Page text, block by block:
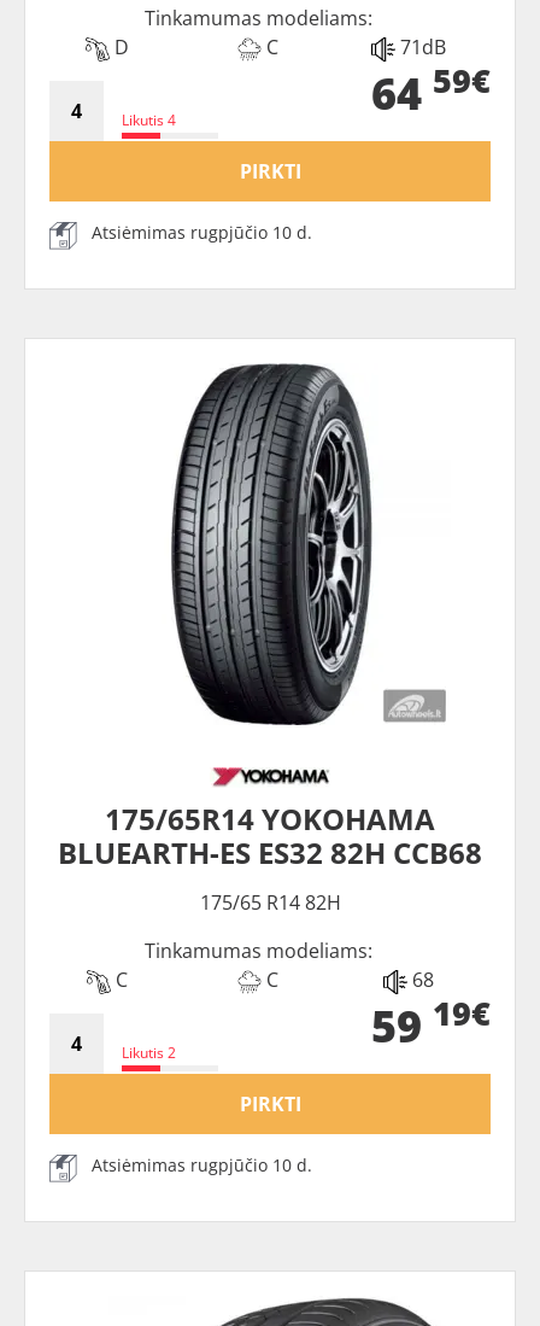
Tinkamumas modeliams:
D
C 71dB
Likutis 4 64 59€
PIRKTI
Atsiėmimas rugpjūčio 10 d.
175/65R14 YOKOHAMA
BLUEARTH-ES ES32 82H CCB68
175/65 R14 82H
Tinkamumas modeliams:
C
C 68
Likutis 2 59 19€
PIRKTI
Atsiėmimas rugpjūčio 10 d.